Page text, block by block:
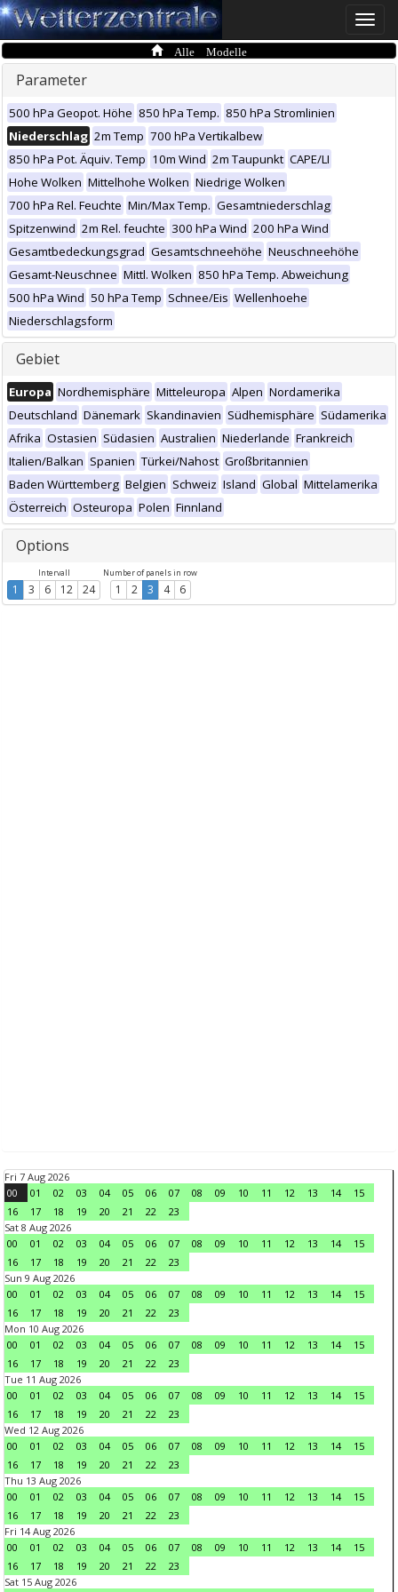
Toggle
Alle Modelle
Parameter
500 hPa Geopot. Höhe 850 hPa Temp. 850 hPa Stromlinien
Niederschlag 2m Temp 700 hPa Vertikalbew
850 hPa Pot. Äquiv. Temp 10m Wind 2m Taupunkt CAPE/LI
Hohe Wolken Mittelhohe Wolken Niedrige Wolken
700 hPa Rel. Feuchte Min/Max Temp. Gesamtniederschlag
Spitzenwind 2m Rel. feuchte 300 hPa Wind 200 hPa Wind
Gesamtbedeckungsgrad Gesamtschneehöhe Neuschneehöhe
Gesamt-Neuschnee Mittl. Wolken 850 hPa Temp. Abweichung
500 hPa Wind 50 hPa Temp Schnee/Eis Wellenhoehe
Niederschlagsform
Gebiet
Europa Nordhemisphäre Mitteleuropa Alpen Nordamerika
Deutschland Dänemark Skandinavien Südhemisphäre Südamerika
Afrika Ostasien Südasien Australien Niederlande Frankreich
Italien/Balkan Spanien Türkei/Nahost Großbritannien
Baden Württemberg Belgien Schweiz Island Global Mittelamerika
Österreich Osteuropa Polen Finnland
Options
Intervall
1 3 6 12 24
Number of panels in row
1 2 3 4 6
Fri 7 Aug 2026
00
01 02 03 04 05 06 07 08 09 10 11 12 13 14
15
16
17 18 19 20 21 22
23
Sat 8 Aug 2026
00
01 02 03 04 05 06 07 08 09 10 11 12 13 14
15
16
17 18 19 20 21 22
23
Sun 9 Aug 2026
00
01 02 03 04 05 06 07 08 09 10 11 12 13 14
15
16
17 18 19 20 21 22
23
Mon 10 Aug 2026
00
01 02 03 04 05 06 07 08 09 10 11 12 13 14
15
16
17 18 19 20 21 22
23
Tue 11 Aug 2026
00
01 02 03 04 05 06 07 08 09 10 11 12 13 14
15
16
17 18 19 20 21 22
23
Wed 12 Aug 2026
00
01 02 03 04 05 06 07 08 09 10 11 12 13 14
15
16
17 18 19 20 21 22
23
Thu 13 Aug 2026
00
01 02 03 04 05 06 07 08 09 10 11 12 13 14
15
16
17 18 19 20 21 22
23
Fri 14 Aug 2026
00
01 02 03 04 05 06 07 08 09 10 11 12 13 14
15
16
17 18 19 20 21 22
23
Sat 15 Aug 2026